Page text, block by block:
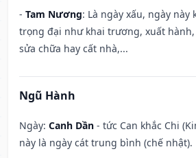
- Tam Nương: Là ngày xấu, ngày này
trọng đại như khai trương, xuất
sửa chữa hay cất nhà,...
Ngũ Hành
Ngày: Canh Dần - tức Can khắc Chi
này là ngày cát trung bình (chế nhật).